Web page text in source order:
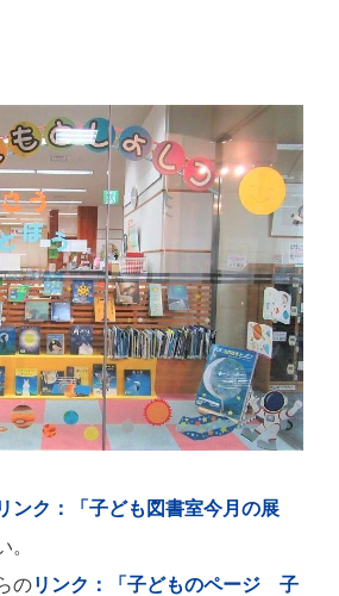
ンク：「子ども図書室今月の展
。
のリンク：「子どものページ 子